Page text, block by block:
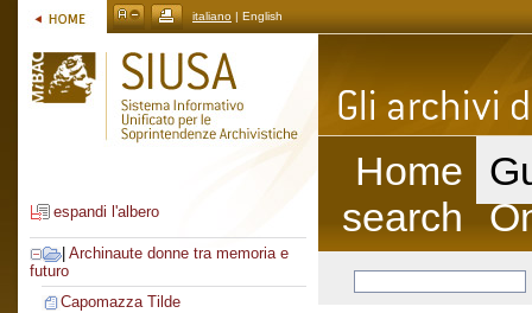
italiano | English
espandi l'albero
Archinaute donne tra memoria e
futuro
Capomazza Tilde
Home
search